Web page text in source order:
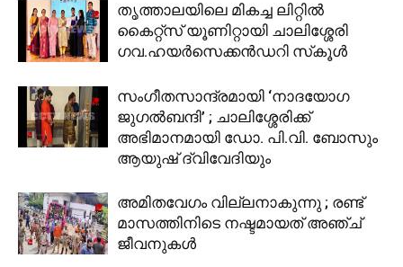
തൃത്താലയിലെ മികച്ച ലിറ്റില്‍
കൈറ്റ്‌സ് യൂണിറ്റായി ചാലിശ്ശേരി
ഗവ.ഹയര്‍സെക്കന്‍ഡറി സ്‌കൂള്‍
സംഗീതസാന്ദ്രമായി ‘നാദയോഗ
ജുഗല്‍ബന്ദി’ ; ചാലിശ്ശേരിക്ക്
അഭിമാനമായി ഡോ. പി.വി. ബോസും
ആയുഷ് ദ്വിവേദിയും
അമിതവേഗം വില്ലനാകുന്നു ; രണ്ട്
മാസത്തിനിടെ നഷ്ടമായത് അഞ്ച്
ജീവനുകള്‍